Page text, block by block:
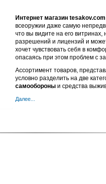
Интернет магазин tesakov.com
всеоружии даже самую
что вы видите на его
разрешений и лицензий и
хочет чувствовать себя в
опасаясь при этом проблем с
Ассортимент товаров,
условно разделить на две
самообороныи средства
Далее...